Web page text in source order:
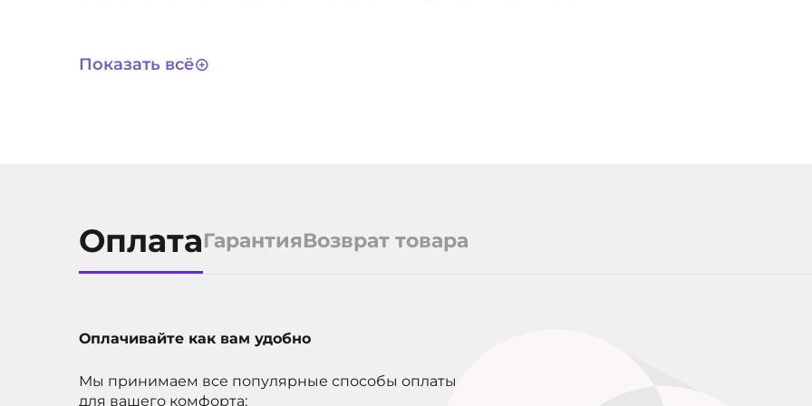
Показать всё
ОплатаГарантияВозврат товара
Оплачивайте как вам удобно
Мы принимаем все популярные способы оплаты
для вашего комфорта: